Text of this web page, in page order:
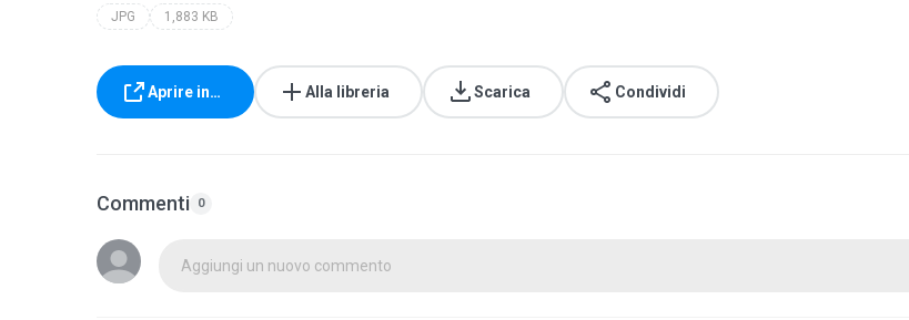
JPG 1,883 KB
Aprire in… Alla libreria Scarica Condividi
Commenti 0
Aggiungi un nuovo commento